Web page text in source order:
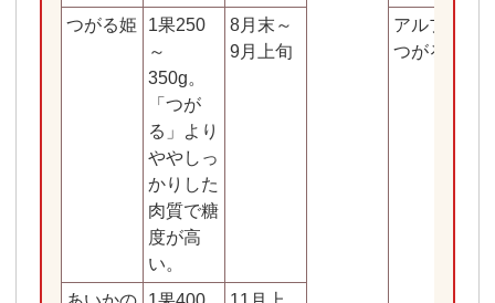
つがる姫
1果250
～
350g。
「つが
る」より
ややしっ
かりした
肉質で糖
度が高
い。
8月末～
9月上旬
アルプス乙
つがる姫